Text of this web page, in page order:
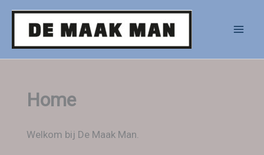
inhoud
Home
Welkom bij De Maak Man.